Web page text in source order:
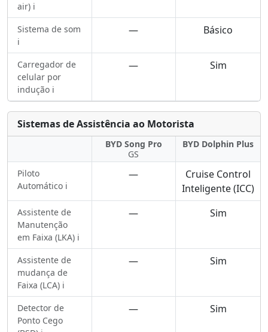
air) ℹ️
Sistema de som
ℹ️
— Básico
Carregador de
celular por
indução ℹ️
— Sim
Sistemas de Assistência ao Motorista
BYD Song Pro
GS
BYD Dolphin Plus
Piloto
Automático ℹ️
—
Cruise Control
Inteligente (ICC)
Assistente de
Manutenção
em Faixa (LKA) ℹ️
— Sim
Assistente de
mudança de
Faixa (LCA) ℹ️
— Sim
Detector de
Ponto Cego
— Sim